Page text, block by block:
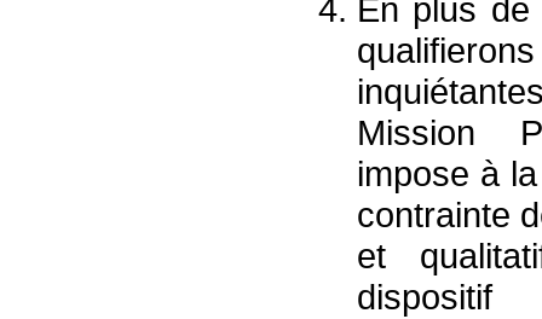
En plus
Mission
impose à
contrainte
et
dispositif